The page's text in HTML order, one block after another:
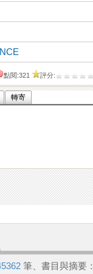
點閱:321 評分:
轉寄
筆、書目與摘要：